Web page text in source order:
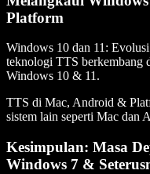
Platform
Windows 10 dan 11:
teknologi TTS berkembang
Windows 10 & 11.
TTS di Mac, Android &
sistem lain seperti Mac dan
Kesimpulan: Masa
Windows 7 &